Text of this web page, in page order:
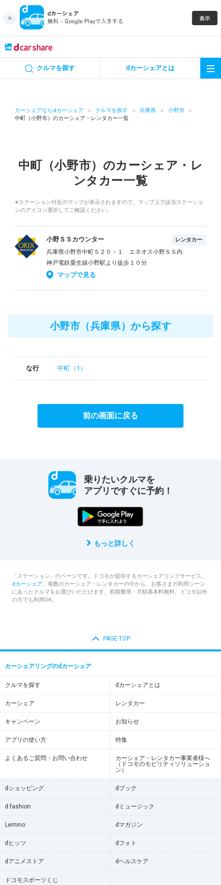
クルマを探す dカーシェアとは
カーシェアならdカーシェア クルマを探す 兵庫県
小野市
中町（小野市）のカーシェア・レンタカー一覧
中町（小野市）のカーシェア・レ
ンタカー一覧
※ステーション付近のマップが表示されますので、マップ上で該当ステーショ
ンのアイコン選択してご確認ください。
小野ＳＳカウンター レンタカー
兵庫県小野市中町５２０－１ エネオス小野ＳＳ内
神戸電鉄粟生線小野駅より徒歩１０分
マップで見る
小野市（兵庫県）から探す
な行 中町（1）
前の画面に戻る
乗りたいクルマを
アプリですぐに予約！
もっと詳しく
「ステーション」のページです。ドコモが提供するカーシェアリングサービス、
dカーシェア。複数のカーシェア・レンタカーの中から、お客さまの利用シーン
にあったクルマをお選びいただけます。初期費用・月額基本料無料。ドコモ以外
の方でも利用OK。
PAGE TOP
カーシェアリングのdカーシェア
クルマを探す dカーシェアとは
カーシェア レンタカー
キャンペーン お知らせ
アプリの使い方 特集
よくあるご質問・お問い合わせ
カーシェア・レンタカー事業者様へ
（ドコモのモビリティソリューショ
ン）
dショッピング dブック
d fashion dミュージック
Lemino dマガジン
dヒッツ dフォト
dアニメストア dヘルスケア
ドコモスポーツくじ
カーシェア
特集
アプリの使い方